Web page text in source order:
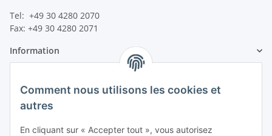
Comment nous utilisons les cookies et
autres
En cliquant sur « Accepter tout », vous autorisez
Tel: +49 30 4280 2070
Fax: +49 30 4280 2071
Information
Information légale